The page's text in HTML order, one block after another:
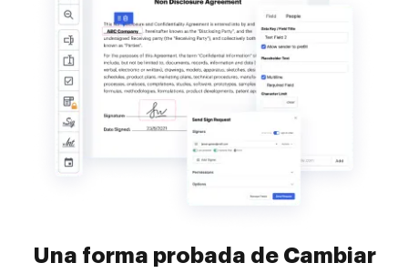
Una forma probada de Cambiar